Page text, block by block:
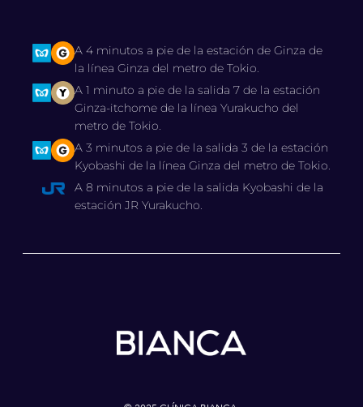
A 4 minutos a pie de la estación de Ginza de
la línea Ginza del metro de Tokio.
A 1 minuto a pie de la salida 7 de la estación
Ginza-itchome de la línea Yurakucho del
metro de Tokio.
A 3 minutos a pie de la salida 3 de la estación
Kyobashi de la línea Ginza del metro de Tokio.
A 8 minutos a pie de la salida Kyobashi de la
estación JR Yurakucho.